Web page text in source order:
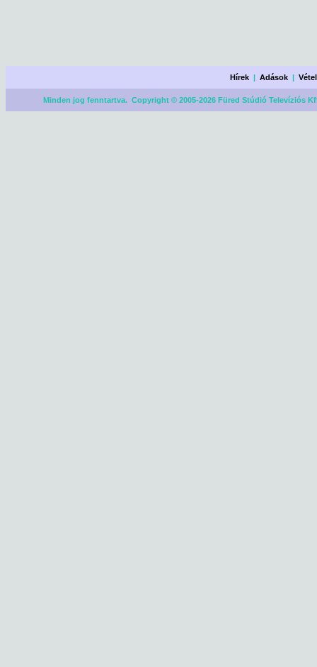
Hírek |Adások |
Minden jog fenntartva. Copyright © 2005-2026 Füred Stúdió Televíziós